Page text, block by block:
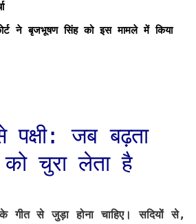
ने बृजभूषण सिंह को इस मामले में किया
जब बढ़ता
चुरा लेता है
गीत से जुड़ा होना चाहिए। सदियों से,